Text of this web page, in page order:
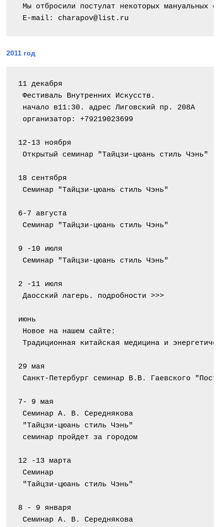
Мы отбросили постулат некоторых
E-mail: charapov@list.ru
2011 год
11 декабря
Фестиваль Внутренних Искусств.
начало в11:30. адрес Лиговский пр. 208А
организатор: +79219023699
12-13 ноября
Открытый семинар "Тайцзи-цюань стиль Чэнь"
18 сентября
Семинар "Тайцзи-цюань стиль Чэнь"
6-7 августа
Семинар "Тайцзи-цюань стиль Чэнь"
9 -10 июля
Семинар "Тайцзи-цюань стиль Чэнь"
2 -11 июля
Даосский лагерь. подробности >>>
июнь
Новое на нашем сайте:
Традиционная китайская медицина и
29 мая
Санкт-Петербург семинар В.В. Гаевского
7- 9 мая
Семинар А. В. Середнякова
"Тайцзи-цюань стиль Чэнь"
семинар пройдет за городом
12 -13 марта
Семинар
"Тайцзи-цюань стиль Чэнь"
8 - 9 января
Семинар А. В. Середнякова